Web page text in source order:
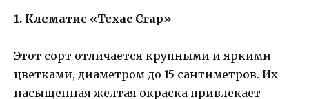
1. Клематис «Техас Стар»
Этот сорт отличается крупными и яркими
цветками, диаметром до 15 сантиметров. Их
насыщенная желтая окраска привлекает